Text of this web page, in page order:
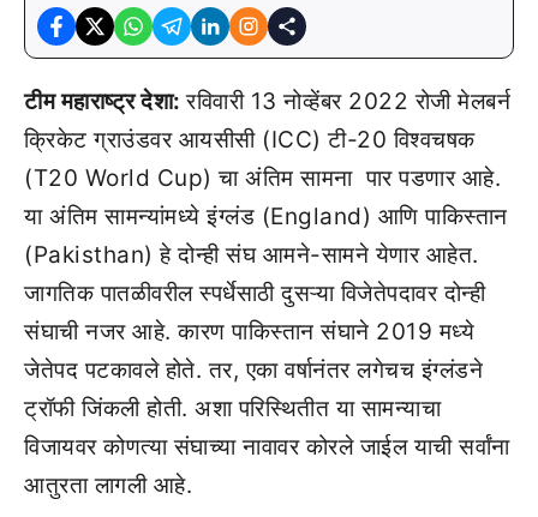
टीम महाराष्ट्र देशा:रविवारी 13 नोव्हेंबर 2022 रोजी मेलबर्न
क्रिकेट ग्राउंडवर आयसीसी (ICC) टी-20 विश्वचषक
(T20 World Cup) चा अंतिम सामना पार पडणार आहे.
या अंतिम सामन्यांमध्ये इंग्लंड (England) आणि पाकिस्तान
(Pakisthan) हे दोन्ही संघ आमने-सामने येणार आहेत.
जागतिक पातळीवरील स्पर्धेसाठी दुसऱ्या विजेतेपदावर दोन्ही
संघाची नजर आहे. कारण पाकिस्तान संघाने 2019 मध्ये
जेतेपद पटकावले होते. तर, एका वर्षानंतर लगेचच इंग्लंडने
ट्रॉफी जिंकली होती. अशा परिस्थितीत या सामन्याचा
विजायवर कोणत्या संघाच्या नावावर कोरले जाईल याची सर्वांना
आतुरता लागली आहे.